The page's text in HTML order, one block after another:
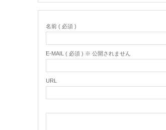
名前 ( 必須 )
E-MAIL ( 必須 ) ※ 公開されません
URL